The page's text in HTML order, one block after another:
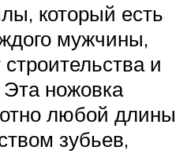
который есть
мужчины,
и
Эта ножовка
любой длины
зубьев,